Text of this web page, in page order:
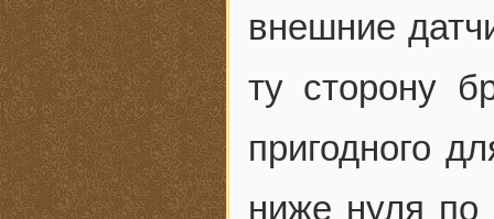
внешние
ту сторону
пригодного
ниже нуля